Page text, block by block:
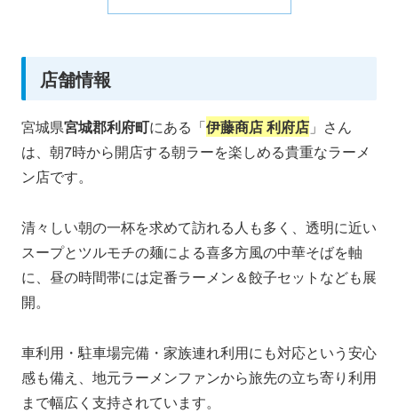
店舗情報
宮城県宮城郡利府町にある「伊藤商店 利府店 」さん
は、朝7時から開店する朝ラーを楽しめる貴重なラーメ
ン店です。
清々しい朝の一杯を求めて訪れる人も多く、透明に近い
スープとツルモチの麺による喜多方風の中華そばを軸
に、昼の時間帯には定番ラーメン＆餃子セットなども展
開。
車利用・駐車場完備・家族連れ利用にも対応という安心
感も備え、地元ラーメンファンから旅先の立ち寄り利用
まで幅広く支持されています。